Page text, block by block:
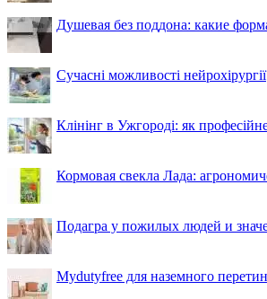
Душевая без поддона: какие
Сучасні можливості нейрохірургії
Клінінг в Ужгороді: як
Кормовая свекла Лада:
Подагра у пожилых людей и
Mydutyfree для наземного